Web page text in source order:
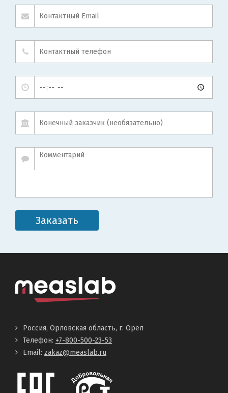
Заказать
Россия, Орловская область, г. Орёл
Телефон: +7-800-500-23-53
Email: zakaz@measlab.ru